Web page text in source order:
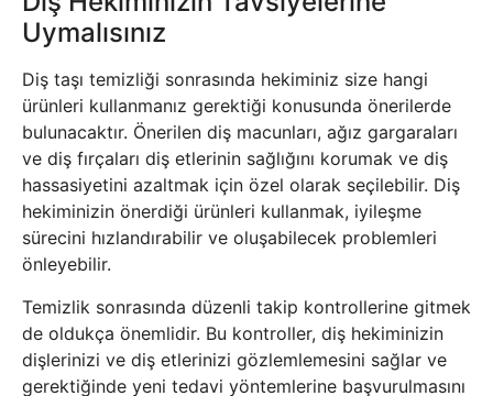
Uymalısınız
Diş taşı temizliği sonrasında hekiminiz size hangi
ürünleri kullanmanız gerektiği konusunda önerilerde
bulunacaktır. Önerilen diş macunları, ağız gargaraları
ve diş fırçaları diş etlerinin sağlığını korumak ve diş
hassasiyetini azaltmak için özel olarak seçilebilir. Diş
hekiminizin önerdiği ürünleri kullanmak, iyileşme
sürecini hızlandırabilir ve oluşabilecek problemleri
önleyebilir.
Temizlik sonrasında düzenli takip kontrollerine gitmek
de oldukça önemlidir. Bu kontroller, diş hekiminizin
dişlerinizi ve diş etlerinizi gözlemlemesini sağlar ve
gerektiğinde yeni tedavi yöntemlerine başvurulmasını